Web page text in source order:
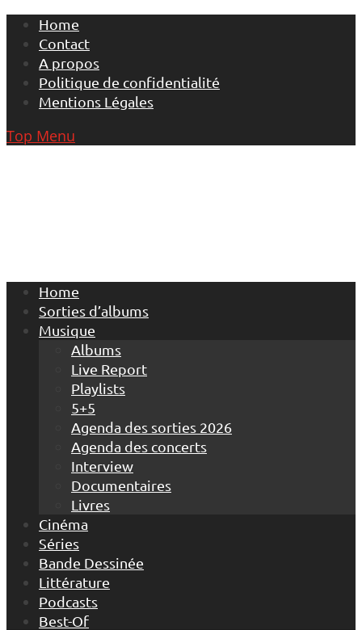
Skip
content
Home
Contact
A propos
Politique de confidentialité
Mentions Légales
Top Menu
Home
Sorties d’albums
Musique
Albums
Live Report
Playlists
5+5
Agenda des sorties 2026
Agenda des concerts
Interview
Documentaires
Livres
Cinéma
Séries
Bande Dessinée
Littérature
Podcasts
Best-Of